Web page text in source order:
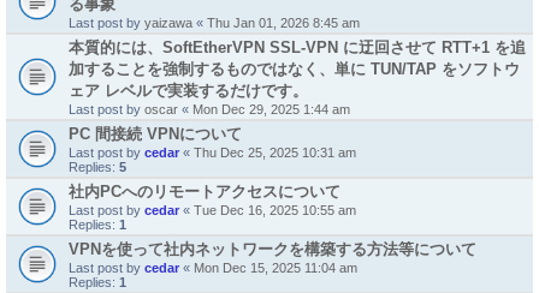
る事象
Last post by yaizawa « Thu Jan 01, 2026 8:45 am
本質的には、SoftEtherVPN SSL-VPN に迂回させて RTT+1 を追
加することを強制するものではなく、単に TUN/TAP をソフトウ
ェア レベルで実装するだけです。
Last post by oscar « Mon Dec 29, 2025 1:44 am
PC 間接続 VPNについて
Last post by cedar « Thu Dec 25, 2025 10:31 am
Replies: 5
社内PCへのリモートアクセスについて
Last post by cedar « Tue Dec 16, 2025 10:55 am
Replies: 1
VPNを使って社内ネットワークを構築する方法等について
Last post by cedar « Mon Dec 15, 2025 11:04 am
Replies: 1